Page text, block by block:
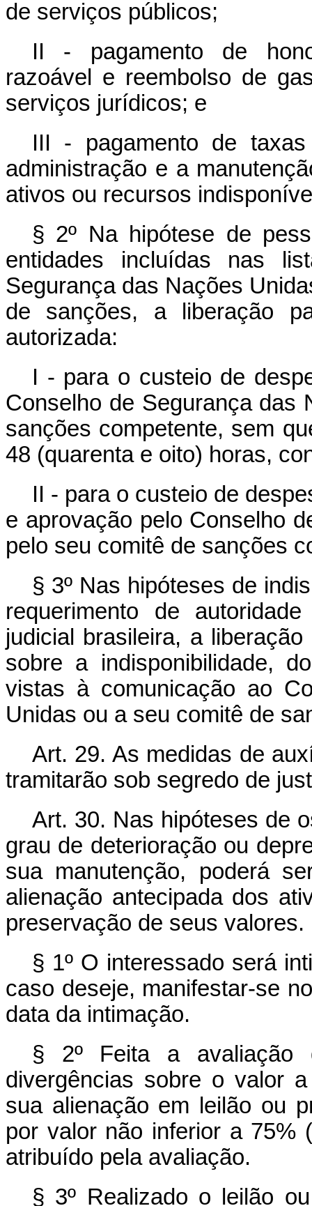
de serviços públicos;
II - pagamento de
razoável e reembolso de
serviços jurídicos; e
III - pagamento de
administração e a
ativos ou recursos
§ 2º Na hipótese de
entidades incluídas nas
Segurança das Nações
de sanções, a liberação
autorizada:
I - para o custeio de
Conselho de Segurança das
sanções competente, sem
48 (quarenta e oito) horas,
II - para o custeio de
e aprovação pelo Conselho
pelo seu comitê de sanções
§ 3º Nas hipóteses de
requerimento de
judicial brasileira, a
sobre a indisponibilidade,
vistas à comunicação ao
Unidas ou a seu comitê de
Art. 29. As medidas de
tramitarão sob segredo de
Art. 30. Nas hipóteses de
grau de deterioração ou
sua manutenção, poderá
alienação antecipada dos
preservação de seus valores.
§ 1º O interessado será
caso deseje, manifestar-se
data da intimação.
§ 2º Feita a avaliação
divergências sobre o valor
sua alienação em leilão ou
por valor não inferior a 75%
atribuído pela avaliação.
§ 3º Realizado o leilão